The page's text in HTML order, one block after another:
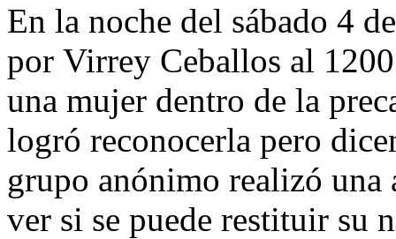
En la noche del sábado 4
por Virrey Ceballos al
una mujer dentro de la
logró reconocerla pero
grupo anónimo realizó
ver si se puede restituir su